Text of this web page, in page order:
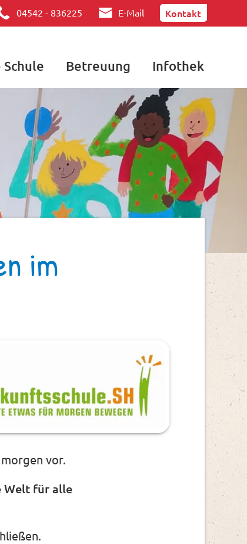
04542 - 836225 E-Mail Kontakt
Schule Betreuung Infothek
im
vor.
Welt für alle